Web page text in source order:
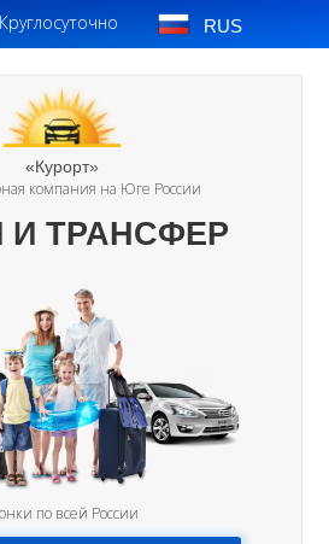
Круглосуточно RUS
«Курорт»
компания на Юге России
по всей России
И ТРАНСФЕР